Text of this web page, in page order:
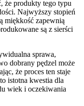
że produkty tego typu
Najwyższy stopień
miękkość zapewnią
są z sierści
sprawa,
dobrany pędzel może
że proces ten staje
istotna kwestia dla
wiek i oczekiwania